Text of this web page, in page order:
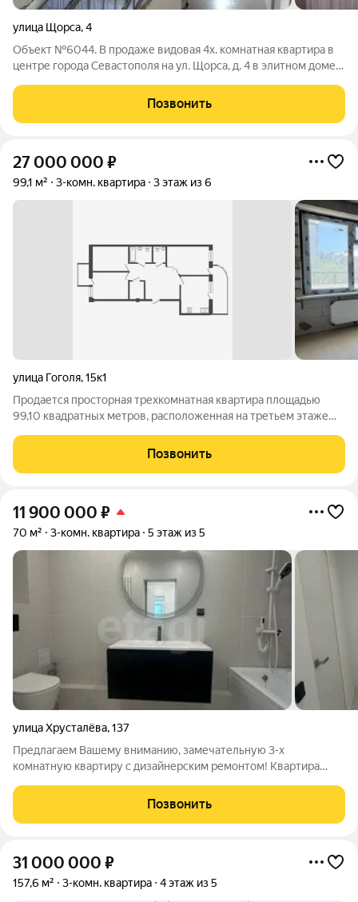
улица Щорса,4
Объект №6044. В продаже видовая 4х. комнатная квартира в
центре города Севастополя на ул. Щорса, д. 4 в элитном доме с
Восставших. Квартира общей площадью 187 кв.м. (с учетом
двух лоджий по 18
Позвонить
27 000 000 ₽
99,1 м² 3-комн. квартира 3 этаж из 6
улица Гоголя,15к1
Продается просторная трехкомнатная квартира площадью
99,10 квадратных метров, расположенная на третьем этаже
находится в престижном районе с развитой инфраструктурой.
В шаговой доступности
Позвонить
11 900 000 ₽
70 м² 3-комн. квартира 5 этаж из 5
улица Хрусталёва,137
Предлагаем Вашему вниманию, замечательную 3-х
комнатную квартиру с дизайнерским ремонтом! Квартира
одной стороны на город и море, с другой во двор. Комнаты в
квартире расположены бабочкой.
Позвонить
31 000 000 ₽
157,6 м² 3-комн. квартира 4 этаж из 5